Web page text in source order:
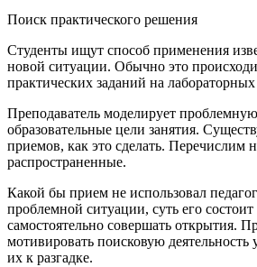
Поиск практического решения
Студенты ищут способ применения
новой ситуации. Обычно это
практических заданий на лабораторных
Преподаватель моделирует
образовательные цели занятия.
приемов, как это сделать. Перечислим
распространенные.
Какой бы прием не использовал
проблемной ситуации, суть его
самостоятельно совершать открытия.
мотивировать поисковую деятельность
их к разгадке.